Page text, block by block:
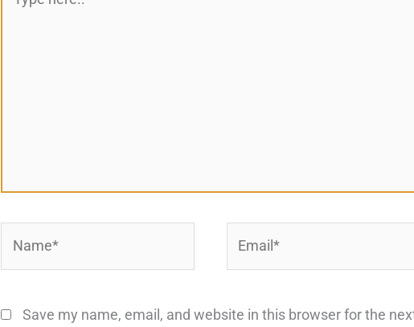
here..
Save my name, email, and website in this browser for the